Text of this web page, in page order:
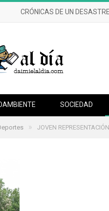
CRÓNICAS DE UN
SOCIEDAD
» JOVEN